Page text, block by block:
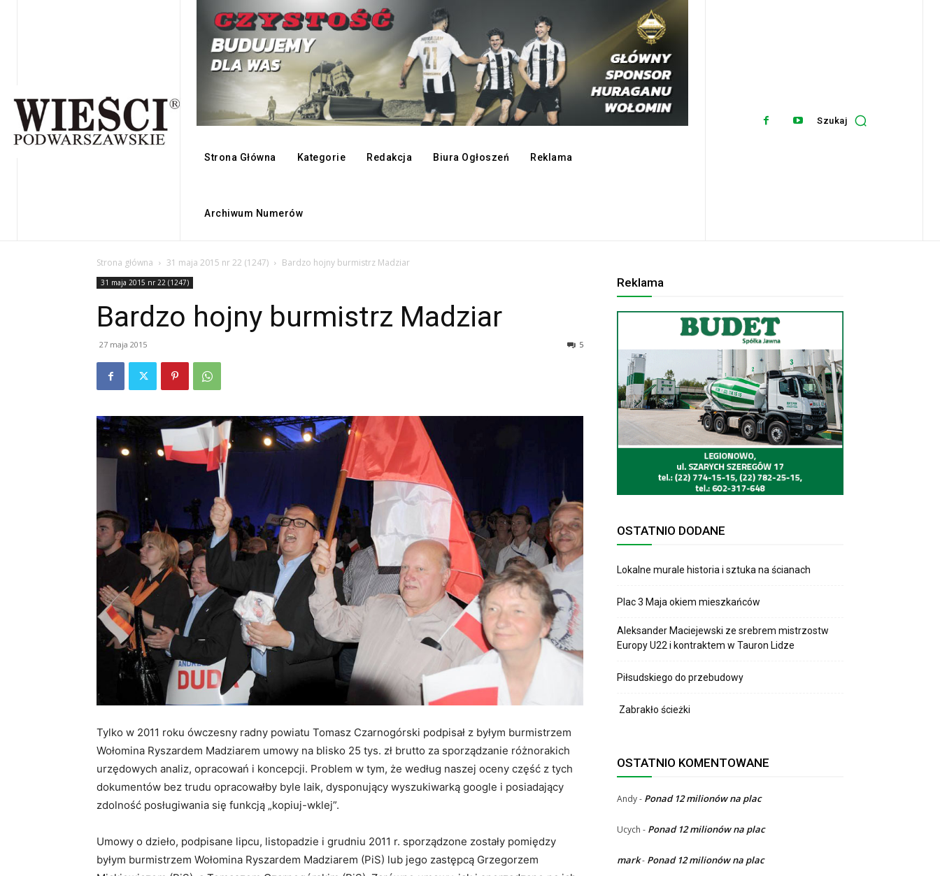
Strona Główna Kategorie Redakcja Biura Ogłoszeń Reklama
Archiwum Numerów
Szukaj
Strona główna 31 maja 2015 nr 22 (1247) Bardzo hojny burmistrz Madziar
31 maja 2015 nr 22 (1247)
Bardzo hojny burmistrz Madziar
27 maja 2015 5
Tylko w 2011 roku ówczesny radny powiatu Tomasz Czarnogórski podpisał z byłym burmistrzem
Wołomina Ryszardem Madziarem umowy na blisko 25 tys. zł brutto za sporządzanie różnorakich
urzędowych analiz, opracowań i koncepcji. Problem w tym, że według naszej oceny część z tych
dokumentów bez trudu opracowałby byle laik, dysponujący wyszukiwarką google i posiadający
zdolność posługiwania się funkcją „kopiuj-wklej”.
Umowy o dzieło, podpisane lipcu, listopadzie i grudniu 2011 r. sporządzone zostały pomiędzy
byłym burmistrzem Wołomina Ryszardem Madziarem (PiS) lub jego zastępcą Grzegorzem
Reklama
OSTATNIO DODANE
Lokalne murale historia i sztuka na ścianach
Plac 3 Maja okiem mieszkańców
Aleksander Maciejewski ze srebrem mistrzostw
Europy U22 i kontraktem w Tauron Lidze
Piłsudskiego do przebudowy
Zabrakło ścieżki
OSTATNIO KOMENTOWANE
Andy- Ponad 12 milionów na plac
Ucych - Ponad 12 milionów na plac
mark- Ponad 12 milionów na plac